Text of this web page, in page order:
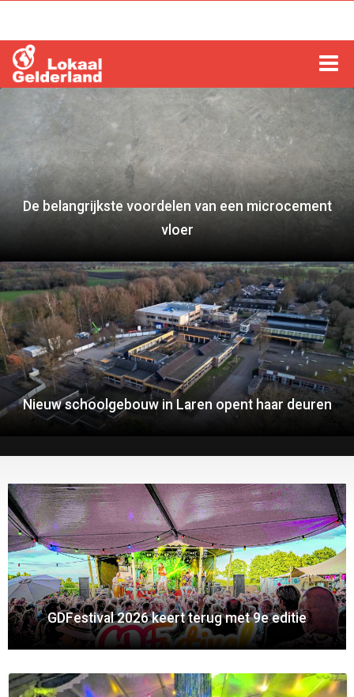
LOCHEM
ZUTPHEN
RADIO
ZOEKEN
De belangrijkste voordelen van een microcement
vloer
Nieuw schoolgebouw in Laren opent haar deuren
GDFestival 2026 keert terug met 9e editie